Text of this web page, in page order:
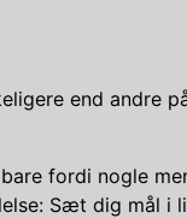
end andre
fordi nogle
Sæt dig mål i